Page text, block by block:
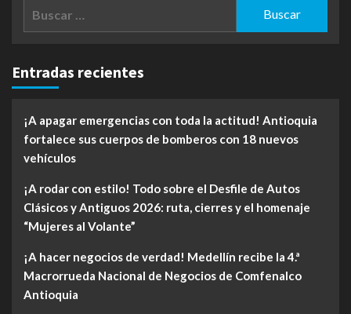
Entradas recientes
¡A apagar emergencias con toda la actitud! Antioquia
fortalece sus cuerpos de bomberos con 18 nuevos
vehículos
¡A rodar con estilo! Todo sobre el Desfile de Autos
Clásicos y Antiguos 2026: ruta, cierres y el homenaje
“Mujeres al Volante”
¡A hacer negocios de verdad! Medellín recibe la 4.ª
Macrorrueda Nacional de Negocios de Comfenalco
Antioquia